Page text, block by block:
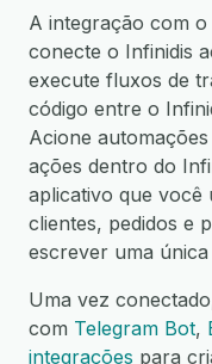
A integração com
conecte o Infinidis
execute fluxos de
código entre o
Acione
ações dentro do
aplicativo que você
clientes, pedidos e
escrever uma
Uma vez
com Telegram Bot,
integrações para